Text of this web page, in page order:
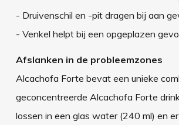
- Druivenschil en -pit dragen bij aan
- Venkel helpt bij een opgeplazen
Afslanken in de probleemzones
Alcachofa Forte bevat een unieke
geconcentreerde Alcachofa Forte
lossen in een glas water (240 ml) en